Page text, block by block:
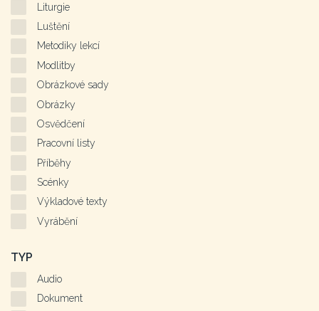
Liturgie
Luštění
Metodiky lekcí
Modlitby
Obrázkové sady
Obrázky
Osvědčení
Pracovní listy
Příběhy
Scénky
Výkladové texty
Vyrábění
TYP
Audio
Dokument